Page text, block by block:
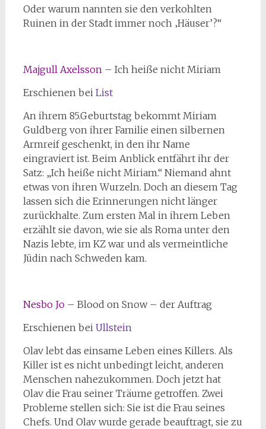
Oder warum nannten sie den verkohlten
Ruinen in der Stadt immer noch ‚Häuser’?“
Majgull Axelsson – Ich heiße nicht Miriam
Erschienen bei List
An ihrem 85.Geburtstag bekommt Miriam
Guldberg von ihrer Familie einen silbernen
Armreif geschenkt, in den ihr Name
eingraviert ist. Beim Anblick entfährt ihr der
Satz: „Ich heiße nicht Miriam.“ Niemand ahnt
etwas von ihren Wurzeln. Doch an diesem Tag
lassen sich die Erinnerungen nicht länger
zurückhalte. Zum ersten Mal in ihrem Leben
erzählt sie davon, wie sie als Roma unter den
Nazis lebte, im KZ war und als vermeintliche
Jüdin nach Schweden kam.
Nesbo Jo– Blood on Snow – der Auftrag
Erschienen bei Ullstein
Olav lebt das einsame Leben eines Killers. Als
Killer ist es nicht unbedingt leicht, anderen
Menschen nahezukommen. Doch jetzt hat
Olav die Frau seiner Träume getroffen. Zwei
Probleme stellen sich: Sie ist die Frau seines
Chefs. Und Olav wurde gerade beauftragt, sie zu